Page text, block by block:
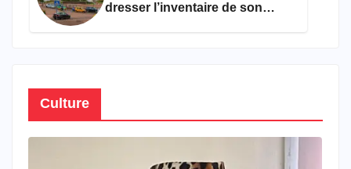
dresser l’inventaire de son
Culture